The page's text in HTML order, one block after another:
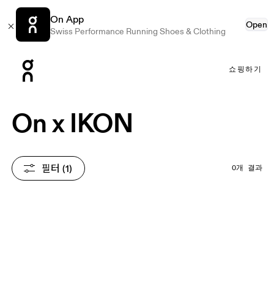
On App
Swiss Performance Running Shoes & Clothing
Open
쇼핑하기
On x IKON
필터 (1) 0개 결과